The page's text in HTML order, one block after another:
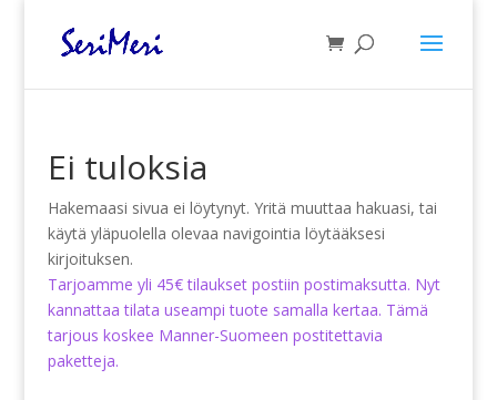
Ei tuloksia
Hakemaasi sivua ei löytynyt. Yritä muuttaa hakuasi, tai
käytä yläpuolella olevaa navigointia löytääksesi
kirjoituksen.
Tarjoamme yli 45€ tilaukset postiin postimaksutta. Nyt
kannattaa tilata useampi tuote samalla kertaa. Tämä
tarjous koskee Manner-Suomeen postitettavia
paketteja.